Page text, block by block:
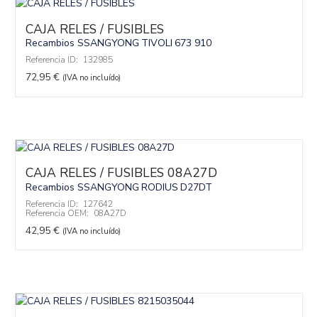
CAJA RELES / FUSIBLES
Recambios SSANGYONG TIVOLI 673 910
Referencia ID: 132985
72,95 € (IVA no incluído)
CAJA RELES / FUSIBLES 08A27D
Recambios SSANGYONG RODIUS D27DT
Referencia ID: 127642
Referencia OEM: 08A27D
42,95 € (IVA no incluído)